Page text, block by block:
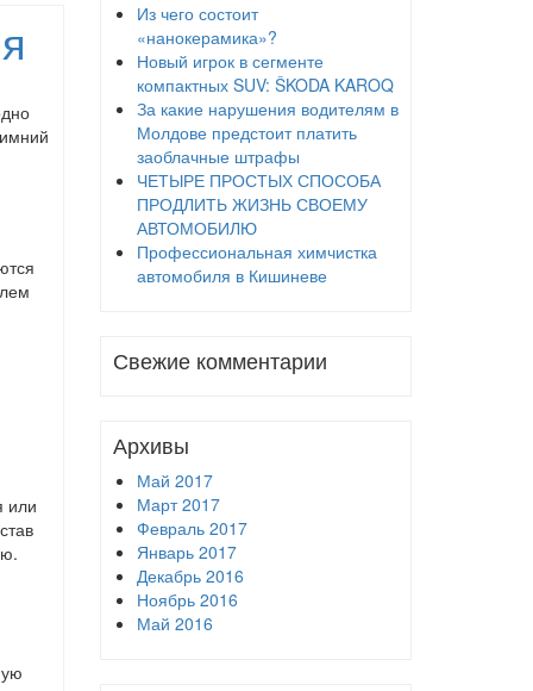
или
Из чего состоит
«нанокерамика»?
Новый игрок в сегменте
компактных SUV: ŠKODA KAROQ
За какие нарушения водителям в
Молдове предстоит платить
заоблачные штрафы
ЧЕТЫРЕ ПРОСТЫХ СПОСОБА
ПРОДЛИТЬ ЖИЗНЬ СВОЕМУ
АВТОМОБИЛЮ
Профессиональная химчистка
автомобиля в Кишиневе
Свежие комментарии
Архивы
Май 2017
Март 2017
Февраль 2017
Январь 2017
Декабрь 2016
Ноябрь 2016
Май 2016